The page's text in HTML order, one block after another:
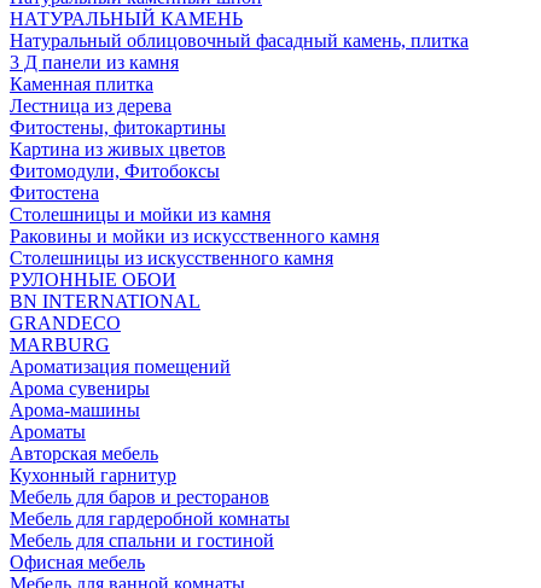
НАТУРАЛЬНЫЙ КАМЕНЬ
Натуральный облицовочный фасадный камень, плитка
3 Д панели из камня
Каменная плитка
Лестница из дерева
Фитостены, фитокартины
Картина из живых цветов
Фитомодули, Фитобоксы
Фитостена
Столешницы и мойки из камня
Раковины и мойки из искусственного камня
Столешницы из искусственного камня
РУЛОННЫЕ ОБОИ
BN INTERNATIONAL
GRANDECO
MARBURG
Ароматизация помещений
Арома сувениры
Арома-машины
Ароматы
Авторская мебель
Кухонный гарнитур
Мебель для баров и ресторанов
Мебель для гардеробной комнаты
Мебель для спальни и гостиной
Офисная мебель
Мебель для ванной комнаты